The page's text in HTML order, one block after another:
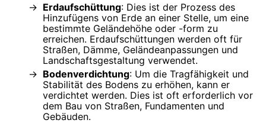
Erdaufschüttung: Dies ist der Prozess des
Hinzufügens von Erde an einer Stelle, um eine
bestimmte Geländehöhe oder -form zu
erreichen. Erdaufschüttungen werden oft für
Straßen, Dämme, Geländeanpassungen und
Landschaftsgestaltung verwendet.
Bodenverdichtung: Um die Tragfähigkeit und
Stabilität des Bodens zu erhöhen, kann er
verdichtet werden. Dies ist oft erforderlich vor
dem Bau von Straßen, Fundamenten und
Gebäuden.